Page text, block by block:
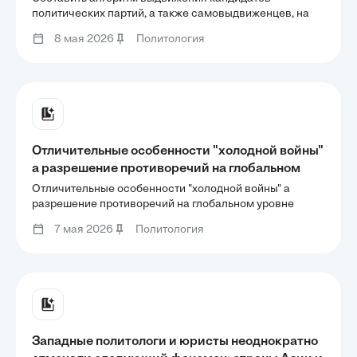
67 ФЗ «О выборах президента РФ» и ФЗ «О
выборах депутатов Госдумы».
политических партий, а также самовыдвиженцев, на
президента РФ» и ФЗ «О выборах депутатов Госдумы».
8 мая 2026 Политология
Отличительные особенности "холодной войны"
а разрешение противоречий на глобальном
уровне осуществлялось исключительно с
использованием жестких невоенных и
нетрадиционных (в первую очередь,
информационных) средств противоборства .
Отличительные особенности "холодной войны" а
разрешение противоречий на глобальном уровне
жестких невоенных и нетрадиционных (в первую
7 мая 2026 Политология
Западные политологи и юристы неоднократно